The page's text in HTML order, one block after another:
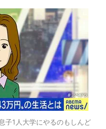
子1人大学にやるのもしんど